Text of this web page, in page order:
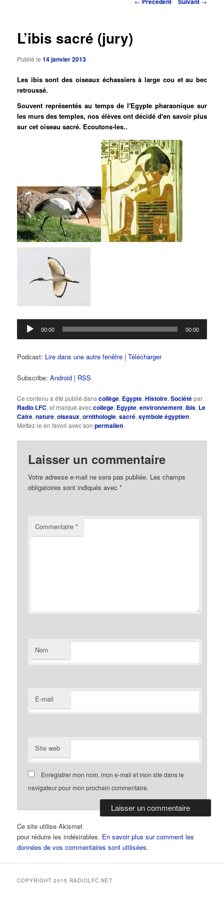
L’ibis sacré (jury)
Publié le14 janvier 2013
Les ibis sont des oiseaux échassiers à large cou et au bec
retroussé.
Souvent représentés au temps de l'Egypte pharaonique sur
les murs des temples, nos élèves ont décidé d'en savoir plus
sur cet oiseau sacré. Ecoutons-les..
Lecteur
audio
00:00 00:00
Podcast: Lire dans une autre fenêtre |Télécharger
Subscribe:Android | RSS
Ce contenu a été publié danscollège, Egypte,Histoire,Sociétépar
Radio LFC, et marqué aveccollege, Egypte,environnement,ibis, Le
Caire,nature,oiseaux,ornithologie,sacré,symbole égyptien.
Mettez-le en favori avec sonpermalien.
Laisser un commentaire
Votre adresse e-mail ne sera pas publiée. Les champs
obligatoires sont indiqués avec*
Commentaire*
Nom
E-mail
Site web
Enregistrer mon nom, mon e-mail et mon site dans le
navigateur pour mon prochain commentaire.
Ce site utilise Akismet
pour réduire les indésirables. En savoir plus sur comment les
données de vos commentaires sont utilisées.
COPYRIGHT 2015 RADIOLFC.NET